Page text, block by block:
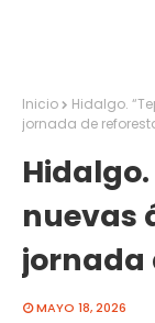
Inicio
Hidalgo.
jornada de
nuevas
jornada
MAYO 18, 2026